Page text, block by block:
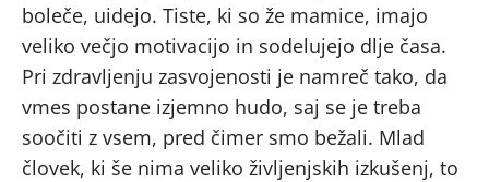
boleče, uidejo. Tiste, ki so že mamice, imajo
veliko večjo motivacijo in sodelujejo dlje časa.
Pri zdravljenju zasvojenosti je namreč tako, da
vmes postane izjemno hudo, saj se je treba
soočiti z vsem, pred čimer smo bežali. Mlad
človek, ki še nima veliko življenjskih izkušenj, to